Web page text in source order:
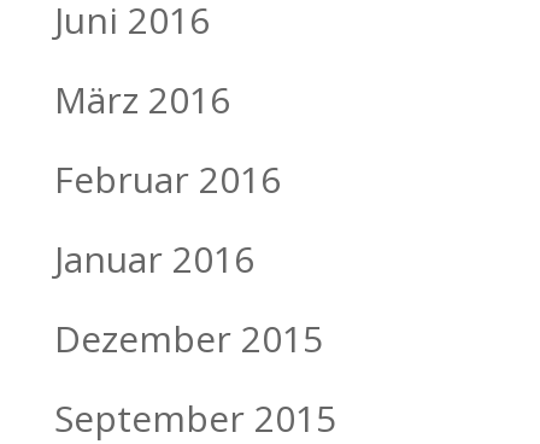
Juni 2016
März 2016
Februar 2016
Januar 2016
Dezember 2015
September 2015